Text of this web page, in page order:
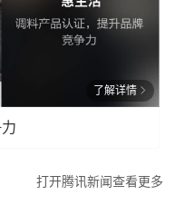
了解详情
打开腾讯新闻查看更多